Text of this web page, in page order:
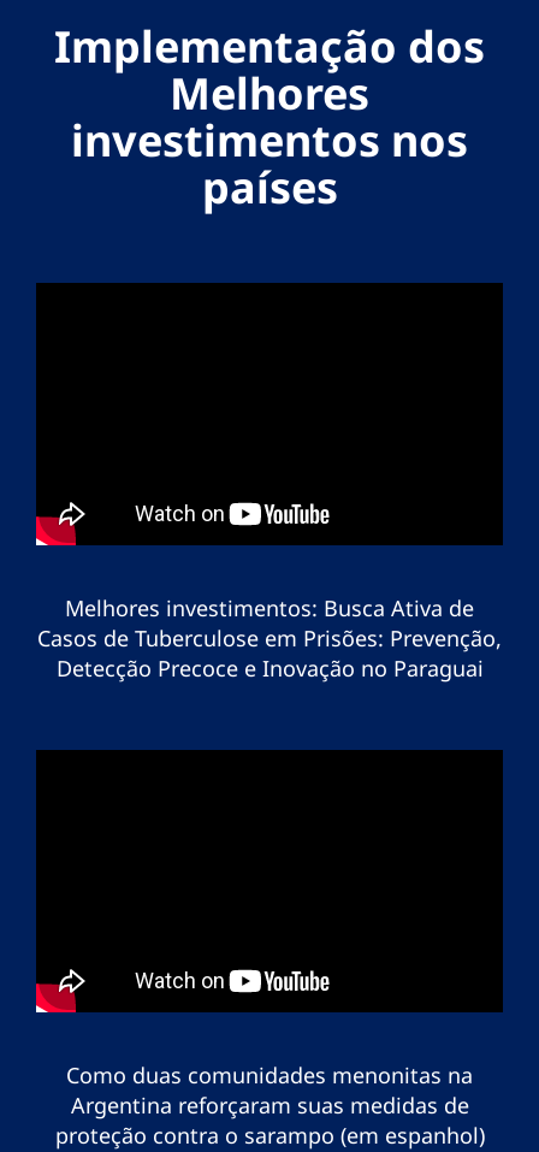
Implementação dos
Melhores
investimentos nos
países
Melhores investimentos: Busca Ativa de
Casos de Tuberculose em Prisões: Prevenção,
Detecção Precoce e Inovação no Paraguai
Como duas comunidades menonitas na
Argentina reforçaram suas medidas de
proteção contra o sarampo (em espanhol)